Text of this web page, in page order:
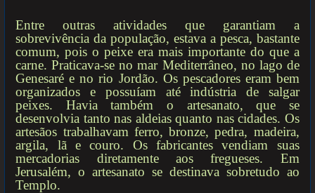
Entre outras atividades que garantiam a
sobrevivência da população, estava a pesca, bastante
comum, pois o peixe era mais importante do que a
carne. Praticava-se no mar Mediterrâneo, no lago de
Genesaré e no rio Jordão. Os pescadores eram bem
organizados e possuíam até indústria de salgar
peixes. Havia também o artesanato, que se
desenvolvia tanto nas aldeias quanto nas cidades. Os
artesãos trabalhavam ferro, bronze, pedra, madeira,
argila, lã e couro. Os fabricantes vendiam suas
mercadorias diretamente aos fregueses. Em
Jerusalém, o artesanato se destinava sobretudo ao
Templo.